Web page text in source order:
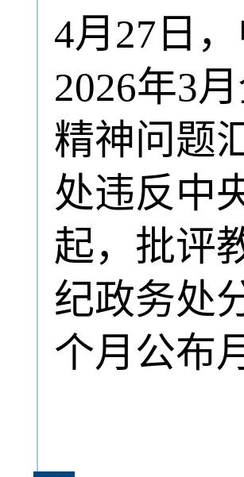
4月27日
2026年3
精神问题
处违反中
起，批评
纪政务处
个月公布